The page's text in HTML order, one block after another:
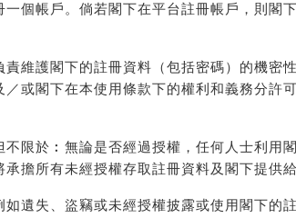
個帳戶。倘若閣下在平台註冊帳戶，則閣
維護閣下的註冊資料（包括密碼）的機密
或閣下在本使用條款下的權利和義務分許
限於︰無論是否經過授權，任何人士利用
擔所有未經授權存取註冊資料及閣下提供
遺失、盜竊或未經授權披露或使用閣下的